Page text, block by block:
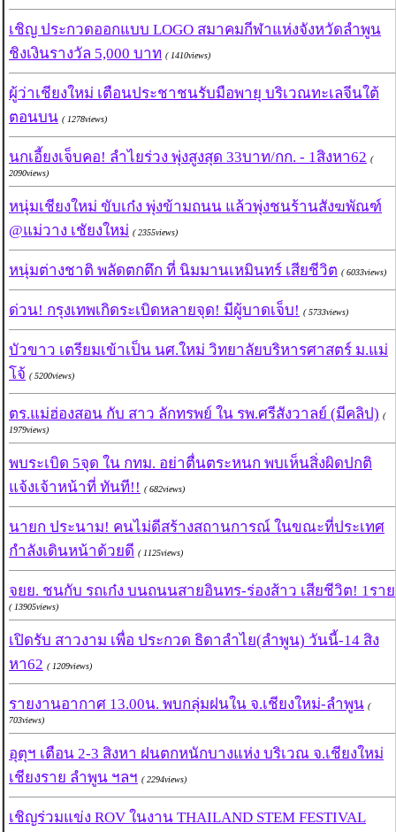
เชิญ ประกวดออกแบบ LOGO สมาคมกีฬาแห่งจังหวัดลำพูน
ชิงเงินรางวัล 5,000 บาท ( 1410views)
ผู้ว่าเชียงใหม่ เตือนประชาชนรับมือพายุ บริเวณทะเลจีนใต้
ตอนบน ( 1278views)
นกเอี้ยงเจ็บคอ! ลำไยร่วง พุ่งสูงสุด 33บาท/กก. - 1สิงหา62 (
2090views)
หนุ่มเชียงใหม่ ขับเก๋ง พุ่งข้ามถนน แล้วพุ่งชนร้านสังฆพัณฑ์
@แม่วาง เชัยงใหม่ ( 2355views)
หนุ่มต่างชาติ พลัดตกตึก ที่ นิมมานเหมินทร์ เสียชีวิต ( 6033views)
ด่วน! กรุงเทพเกิดระเบิดหลายจุด! มีผู้บาดเจ็บ! ( 5733views)
บัวขาว เตรียมเข้าเป็น นศ.ใหม่ วิทยาลัยบริหารศาสตร์ ม.แม่
โจ้ ( 5200views)
ตร.แม่ฮ่องสอน กับ สาว ลักทรพย์ ใน รพ.ศรีสังวาลย์ (มีคลิป) (
1979views)
พบระเบิด 5จุด ใน กทม. อย่าตื่นตระหนก พบเห็นสิ่งผิดปกติ
แจ้งเจ้าหน้าที่ ทันที!! ( 682views)
นายก ประนาม! คนไม่ดีสร้างสถานการณ์ ในขณะที่ประเทศ
กำลังเดินหน้าด้วยดี ( 1125views)
จยย. ชนกับ รถเก๋ง บนถนนสายอินทร-ร่องส้าว เสียชีวิต! 1ราย
( 13905views)
เปิดรับ สาวงาม เพื่อ ประกวด ธิดาลำไย(ลำพูน) วันนี้-14 สิง
หา62 ( 1209views)
รายงานอากาศ 13.00น. พบกลุ่มฝนใน จ.เชียงใหม่-ลำพูน (
703views)
อุตุฯ เตือน 2-3 สิงหา ฝนตกหนักบางแห่ง บริเวณ จ.เชียงใหม่
เชียงราย ลำพูน ฯลฯ ( 2294views)
เชิญร่วมแข่ง ROV ในงาน THAILAND STEM FESTIVAL